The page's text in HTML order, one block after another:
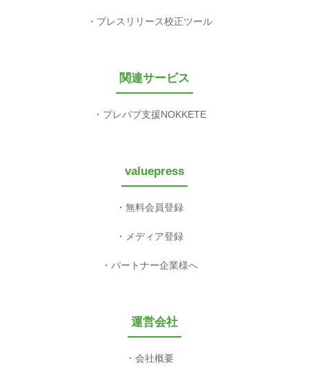
プレスリリース校正ツール
関連サービス
プレパブ支援NOKKETE
valuepress
無料会員登録
メディア登録
パートナー企業様へ
運営会社
会社概要